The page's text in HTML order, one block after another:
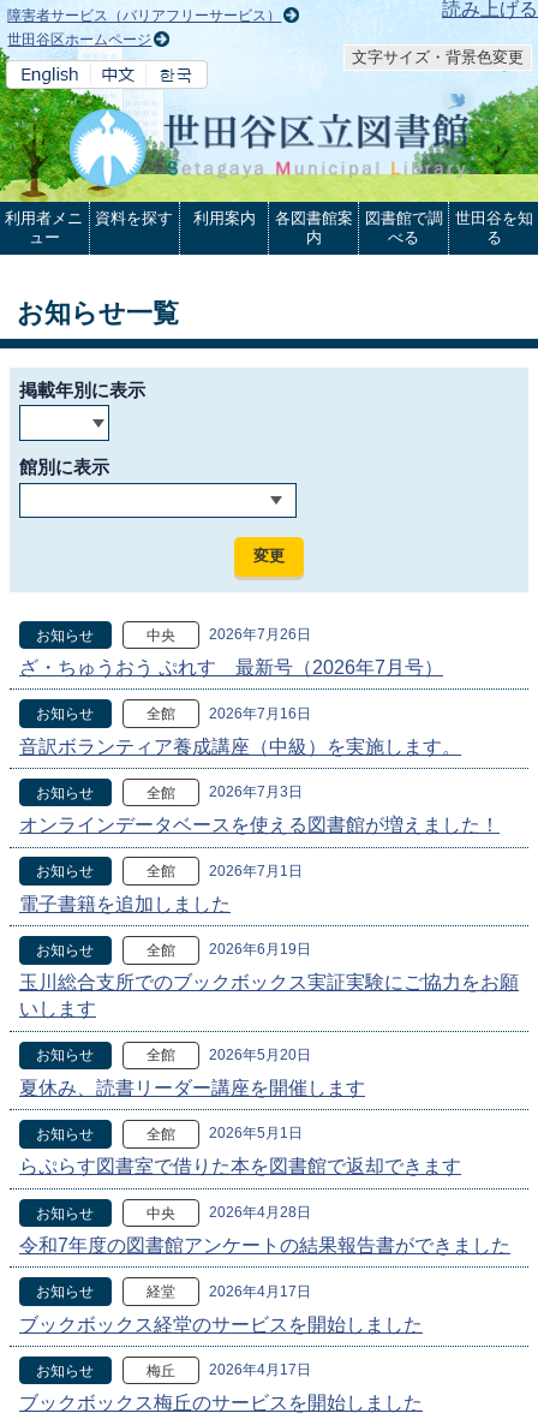
本文へ 読み上げる
障害者サービス（バリアフリーサービス）
世田谷区ホームページ
文字サイズ・背景色変更
利用者メニ
ュー
資料を探す 利用案内
各図書館案
内
図書館で調
べる
世田谷を知
る
お知らせ一覧
掲載年別に表示
館別に表示
お知らせ 中央 2026年7月26日
ざ・ちゅうおう ぷれす 最新号（2026年7月号）
お知らせ 全館 2026年7月16日
音訳ボランティア養成講座（中級）を実施します。
お知らせ 全館 2026年7月3日
オンラインデータベースを使える図書館が増えました！
お知らせ 全館 2026年7月1日
電子書籍を追加しました
お知らせ 全館 2026年6月19日
玉川総合支所でのブックボックス実証実験にご協力をお願
いします
お知らせ 全館 2026年5月20日
夏休み、読書リーダー講座を開催します
お知らせ 全館 2026年5月1日
らぷらす図書室で借りた本を図書館で返却できます
お知らせ 中央 2026年4月28日
令和7年度の図書館アンケートの結果報告書ができました
お知らせ 経堂 2026年4月17日
ブックボックス経堂のサービスを開始しました
お知らせ 梅丘 2026年4月17日
ブックボックス梅丘のサービスを開始しました